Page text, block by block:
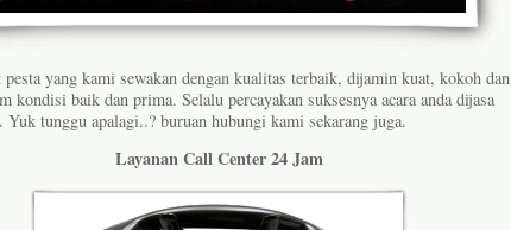
pesta yang kami sewakan dengan kualitas terbaik, dijamin kuat, kokoh dan
kondisi baik dan prima. Selalu percayakan suksesnya acara anda dijasa
Yuk tunggu apalagi..? buruan hubungi kami sekarang juga.
Layanan Call Center 24 Jam